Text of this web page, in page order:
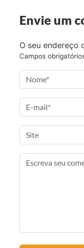
m
Envie um
O seu endereço
Campos